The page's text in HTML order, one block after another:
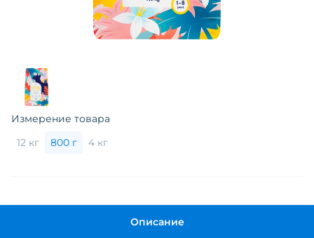
Измерение товара
12 кг
800 г 4 кг
Описание